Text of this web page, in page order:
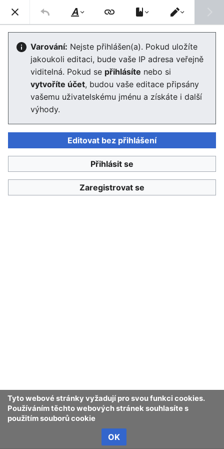
Enviwiki
Hierarchie
Editor se nyní načte. Pokud tuto zprávu stále vidíte po
několika sekundách, prosím obnovte stránku .
Tyto webové stránky vyžadují pro svou funkci cookies.
Používáním těchto webových stránek souhlasíte s
použitím souborů cookie
OK
Enviwiki
Styl
textu
Přepnout
editor
Varování: Nejste přihlášen(a). Pokud uložíte
jakoukoli editaci, bude vaše IP adresa veřejně
viditelná. Pokud se přihlásíte nebo si
vytvoříte účet, budou vaše editace připsány
vašemu uživatelskému jménu a získáte i další
výhody.
Editovat bez přihlášení
Přihlásit se
Zaregistrovat se